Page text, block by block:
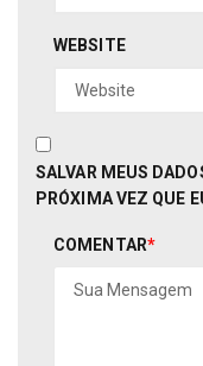
WEBSITE
SALVAR MEUS
PRÓXIMA VEZ QUE
COMENTAR*